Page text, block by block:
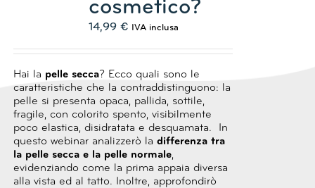
cosmetico?
14,99 € IVA inclusa
Hai la pelle secca? Ecco quali sono le
caratteristiche che la contraddistinguono: la
pelle si presenta opaca, pallida, sottile,
fragile, con colorito spento, visibilmente
poco elastica, disidratata e desquamata.
In
questo webinar analizzerò la differenza tra
la pelle secca e la pelle normale,
evidenziando come la prima appaia diversa
alla vista ed al tatto. Inoltre, approfondirò